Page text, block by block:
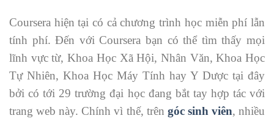
Coursera hiện tại có cả chương trình học miễn phí lẫn
tính phí. Đến với Coursera bạn có thể tìm thấy mọi
lĩnh vực từ, Khoa Học Xã Hội, Nhân Văn, Khoa Học
Tự Nhiên, Khoa Học Máy Tính hay Y Dược tại đây
bởi có tới 29 trường đại học đang bắt tay hợp tác với
trang web này. Chính vì thế, trên góc sinh viên, nhiều